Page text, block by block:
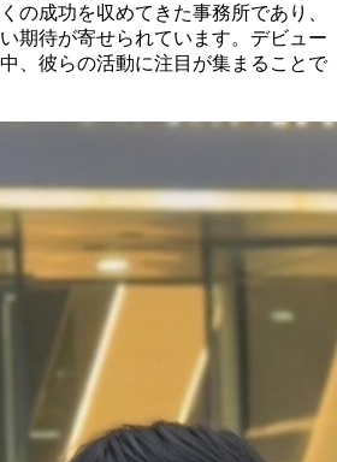
の成功を収めてきた事務所であり、
期待が寄せられています。デビュー
、彼らの活動に注目が集まることで